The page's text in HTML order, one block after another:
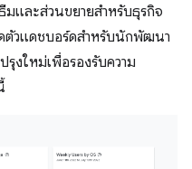
และส่วนขยายสำหรับธุรกิจ
ตัวแดชบอร์ดสำหรับนักพัฒนา
งใหม่เพื่อรองรับความ